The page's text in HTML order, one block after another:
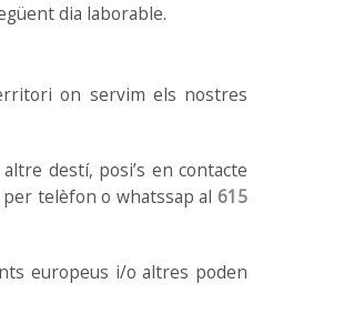
dia laborable.
on servim els nostres
destí, posi’s en contacte
per telèfon o whatssap al615
europeus i/o altres poden